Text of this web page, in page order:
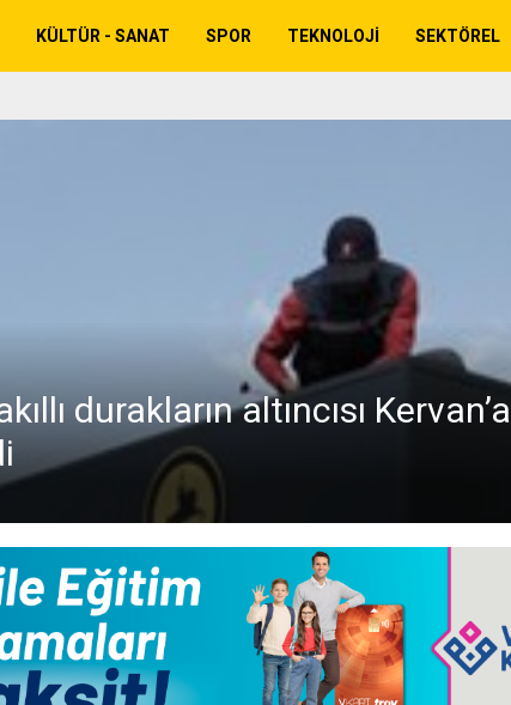
KÜLTÜR - SANAT SPOR TEKNOLOJI SEKTÖREL
durakların altıncısı Kervan’a